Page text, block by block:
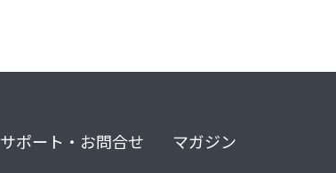
サポート・お問合せ マガジン